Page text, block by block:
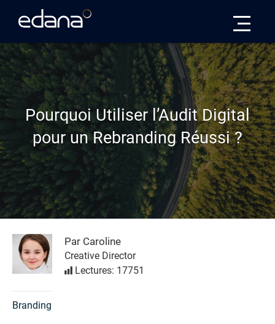
Pourquoi Utiliser l’Audit Digital
pour un Rebranding Réussi ?
Par Caroline
Creative Director
Lectures: 17751
Branding